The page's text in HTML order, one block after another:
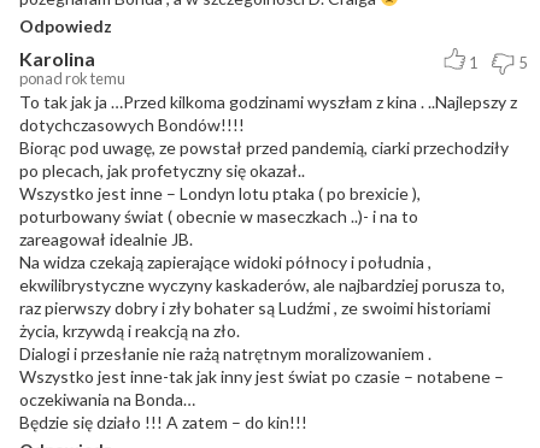
Odpowiedz
Karolina
ponad rok temu
1 5
To tak jak ja …Przed kilkoma godzinami wyszłam z kina . ..Najlepszy z
dotychczasowych Bondów!!!!
Biorąc pod uwagę, ze powstał przed pandemią, ciarki przechodziły
po plecach, jak profetyczny się okazał..
Wszystko jest inne – Londyn lotu ptaka ( po brexicie ),
poturbowany świat ( obecnie w maseczkach ..)- i na to
zareagował idealnie JB.
Na widza czekają zapierające widoki północy i południa ,
ekwilibrystyczne wyczyny kaskaderów, ale najbardziej porusza to,
raz pierwszy dobry i zły bohater są Ludźmi , ze swoimi historiami
życia, krzywdą i reakcją na zło.
Dialogi i przesłanie nie rażą natrętnym moralizowaniem .
Wszystko jest inne-tak jak inny jest świat po czasie – notabene –
oczekiwania na Bonda…
Będzie się działo !!! A zatem – do kin!!!